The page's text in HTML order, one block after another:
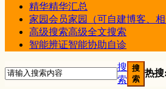
精华精华汇总
家园会员家园（可自建博客、
高级搜索高级全文搜索
智能辨证智能协助自诊
搜
索
搜
索
热搜: